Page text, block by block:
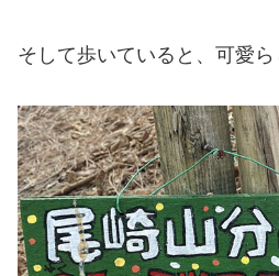
そして歩いていると、可愛ら